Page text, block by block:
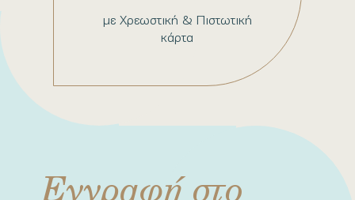
με Χρεωστική & Πιστωτική
κάρτα
Εγγραφή στο